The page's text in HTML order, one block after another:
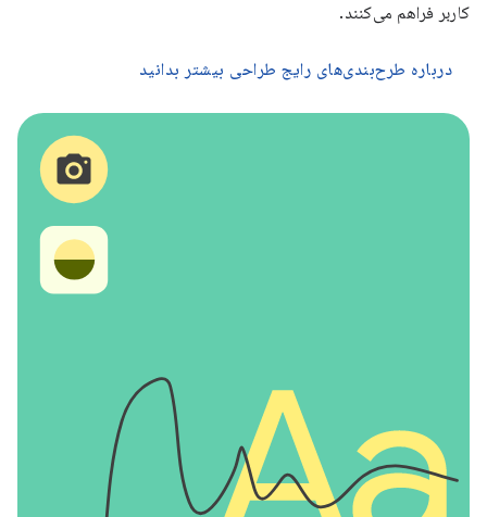
کاربر فراهم می‌کنند.
درباره طرح‌بندی‌های رایج طراحی بیشتر بدانید